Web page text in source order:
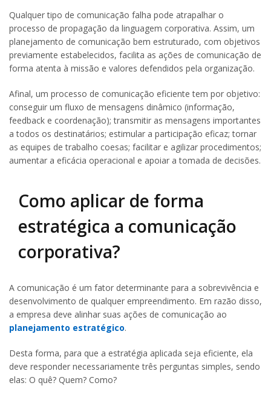
Qualquer tipo de comunicação falha pode atrapalhar o
processo de propagação da linguagem corporativa. Assim, um
planejamento de comunicação bem estruturado, com objetivos
previamente estabelecidos, facilita as ações de comunicação de
forma atenta à missão e valores defendidos pela organização.
Afinal, um processo de comunicação eficiente tem por objetivo:
conseguir um fluxo de mensagens dinâmico (informação,
feedback e coordenação); transmitir as mensagens importantes
a todos os destinatários; estimular a participação eficaz; tornar
as equipes de trabalho coesas; facilitar e agilizar procedimentos;
aumentar a eficácia operacional e apoiar a tomada de decisões.
Como aplicar de forma
estratégica a comunicação
corporativa?
A comunicação é um fator determinante para a sobrevivência e
desenvolvimento de qualquer empreendimento. Em razão disso,
a empresa deve alinhar suas ações de comunicação ao
planejamento estratégico.
Desta forma, para que a estratégia aplicada seja eficiente, ela
deve responder necessariamente três perguntas simples, sendo
elas: O quê? Quem? Como?